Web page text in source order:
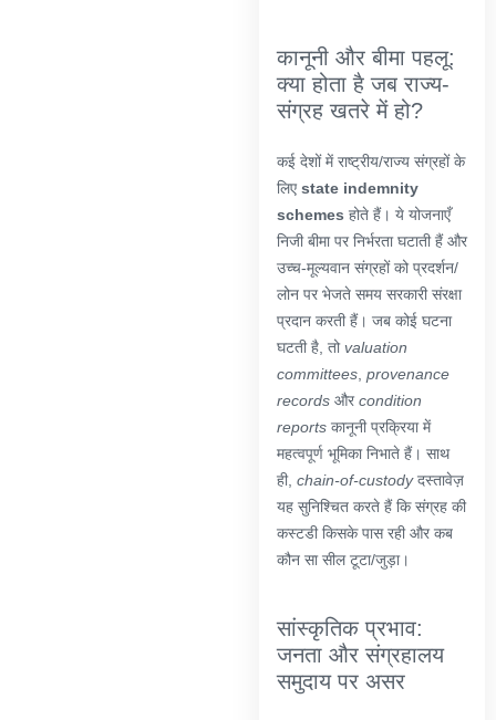
कानूनी और बीमा पहलू:
क्या होता है जब राज्य-
संग्रह खतरे में हो?
कई देशों में राष्ट्रीय/राज्य संग्रहों के
लिए state indemnity
schemes होते हैं। ये योजनाएँ
निजी बीमा पर निर्भरता घटाती हैं और
उच्च-मूल्यवान संग्रहों को प्रदर्शन/
लोन पर भेजते समय सरकारी संरक्षा
प्रदान करती हैं। जब कोई घटना
घटती है, तोvaluation
committees, provenance
records और condition
reports कानूनी प्रक्रिया में
महत्वपूर्ण भूमिका निभाते हैं। साथ
ही, chain-of-custodyदस्तावेज़
यह सुनिश्चित करते हैं कि संग्रह की
कस्टडी किसके पास रही और कब
कौन सा सील टूटा/जुड़ा।
सांस्कृतिक प्रभाव:
जनता और संग्रहालय
समुदाय पर असर